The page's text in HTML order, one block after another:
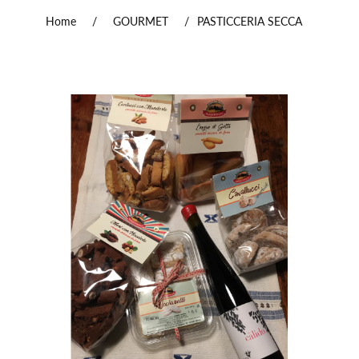
Home / GOURMET / PASTICCERIA SECCA